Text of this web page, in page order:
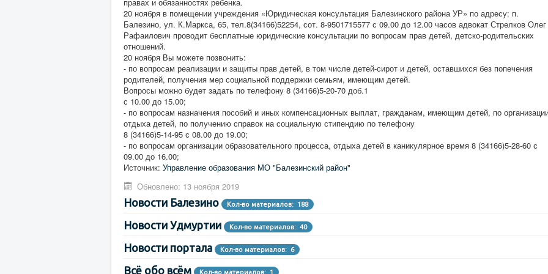
20 ноября в помещении учреждения «Юридическая консультация Балезинского района УР» по адресу: п.
Балезино, ул. К.Маркса, 65, тел.8(34166)52254, сот. 8-9501715577 с 09.00 до 12.00 часов адвокат Стрелков Олег
Рафаилович проводит бесплатные юридические консультации по вопросам прав детей, детско-родительских
отношений.
20 ноября Вы можете позвонить:
- по вопросам реализации и защиты прав детей, в том числе детей-сирот и детей, оставшихся без попечения
родителей, получения мер социальной поддержки семьям, имеющим детей.
Вопросы можно будет задать по телефону 8 (34166)5-20-70 доб.1
с 10.00 до 15.00;
- по вопросам назначения пособий и иных компенсационных выплат, гражданам, имеющим детей, по
отдыха детей, по получению справок на социальную стипендию по телефону
8 (34166)5-14-95 с 08.00 до 19.00;
- по вопросам организации образовательного процесса, отдыха детей в каникулярное время 8 (34166)5-28-60 с
09.00 до 16.00;
Источник: Управление образования МО "Балезинский район"
Обновлено: 13 ноября 2019
Новости Балезино Кол-во материалов: 188
Новости Удмуртии Кол-во материалов: 40
Новости портала Кол-во материалов: 6
Всё обо всём Кол-во материалов: 1